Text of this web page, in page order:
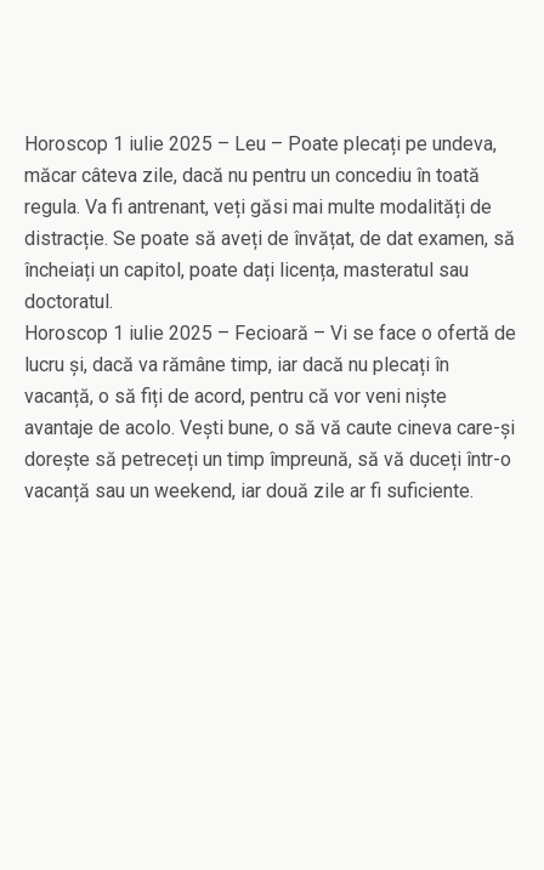
Horoscop 1 iulie 2025 – Leu – Poate plecați pe undeva,
măcar câteva zile, dacă nu pentru un concediu în toată
regula. Va fi antrenant, veți găsi mai multe modalități de
distracție. Se poate să aveți de învățat, de dat examen, să
încheiați un capitol, poate dați licența, masteratul sau
doctoratul.
Horoscop 1 iulie 2025 – Fecioară – Vi se face o ofertă de
lucru și, dacă va rămâne timp, iar dacă nu plecați în
vacanță, o să fiți de acord, pentru că vor veni niște
avantaje de acolo. Vești bune, o să vă caute cineva care-și
dorește să petreceți un timp împreună, să vă duceți într-o
vacanță sau un weekend, iar două zile ar fi suficiente.